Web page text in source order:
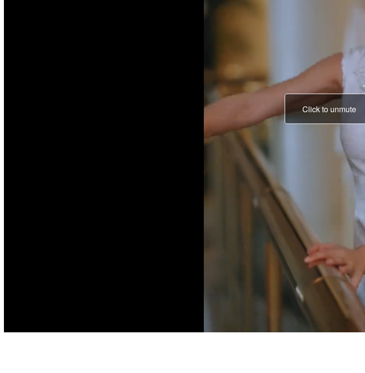
Click to unmute